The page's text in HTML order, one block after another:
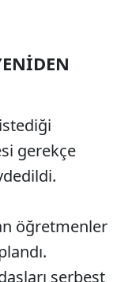
gerekçe
öğretmenler
serbest